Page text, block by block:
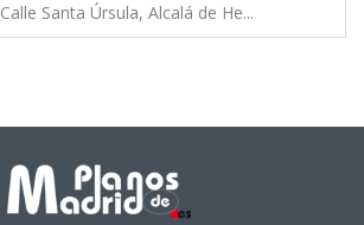
Calle Santa Úrsula, Alcalá de He...